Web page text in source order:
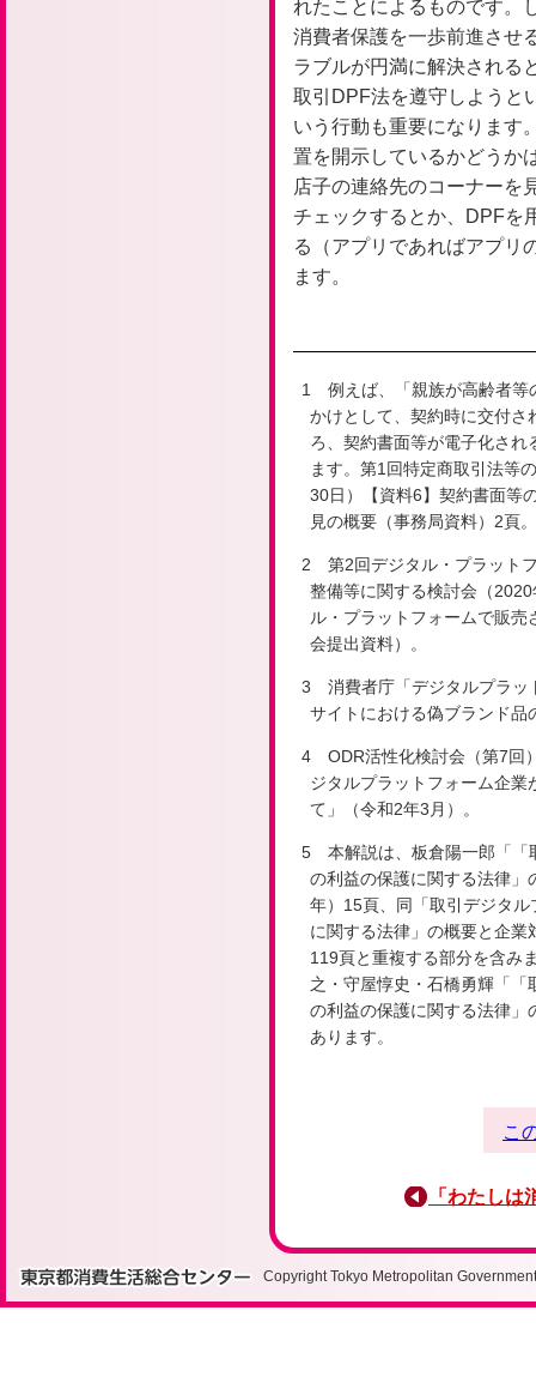
れたことによるものです。
消費者保護を一歩前進させ
ラブルが円満に解決される
取引DPF法を遵守しようと
いう行動も重要になります
置を開示しているかどうか
店子の連絡先のコーナーを
チェックするとか、DPFを
る（アプリであればアプリ
ます。
1 例えば、「親族が高齢者等
かけとして、契約時に交付さ
ろ、契約書面等が電子化さ
ます。第1回特定商取引法等
30日）【資料6】契約書面等
見の概要（事務局資料）2頁。
2 第2回デジタル・プラット
整備等に関する検討会（
ル・プラットフォームで販
会提出資料）。
3 消費者庁「デジタルプラッ
サイトにおける偽ブランド品
4 ODR活性化検討会（第7回
ジタルプラットフォーム企
て」（令和2年3月）。
5 本解説は、板倉陽一郎「「
の利益の保護に関する法律
年）15頁、同「取引デジタ
に関する法律」の概要と企
119頁と重複する部分を含み
之・守屋惇史・石橋勇輝「
の利益の保護に関する法律
あります。
こ
「わたし
Copyright Tokyo Metropolitan